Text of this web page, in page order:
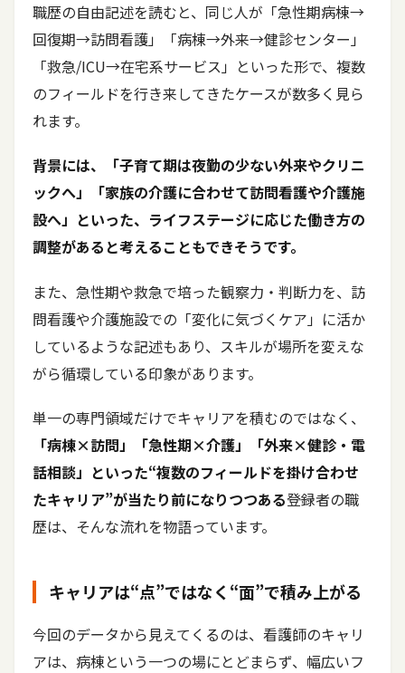
職歴の自由記述を読むと、同じ人が「急性期病棟→
回復期→訪問看護」「病棟→外来→健診センター」
「救急/ICU→在宅系サービス」といった形で、複数
のフィールドを行き来してきたケースが数多く見ら
れます。
背景には、「子育て期は夜勤の少ない外来やクリニ
ックへ」「家族の介護に合わせて訪問看護や介護施
設へ」といった、ライフステージに応じた働き方の
調整があると考えることもできそうです。
また、急性期や救急で培った観察力・判断力を、訪
問看護や介護施設での「変化に気づくケア」に活か
しているような記述もあり、スキルが場所を変えな
がら循環している印象があります。
単一の専門領域だけでキャリアを積むのではなく、
「病棟×訪問」「急性期×介護」「外来×健診・電
話相談」といった“複数のフィールドを掛け合わせ
たキャリア”が当たり前になりつつある――登録者の職
歴は、そんな流れを物語っています。
キャリアは“点”ではなく“面”で積み上がる
今回のデータから見えてくるのは、看護師のキャリ
アは、病棟という一つの場にとどまらず、幅広いフ